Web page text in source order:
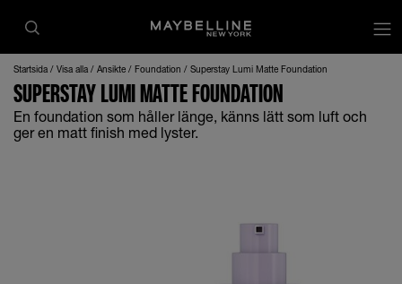
Startsida Visa alla Ansikte Foundation Superstay Lumi Matte Foundation
SUPERSTAY LUMI MATTE FOUNDATION
En foundation som håller länge, känns lätt som luft och
ger en matt finish med lyster.